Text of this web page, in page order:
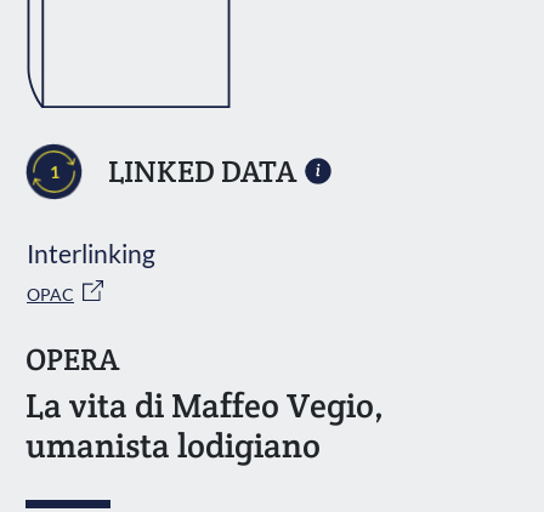
1 LINKED DATA
Interlinking
OPAC
OPERA
La vita di Maffeo Vegio,
umanista lodigiano